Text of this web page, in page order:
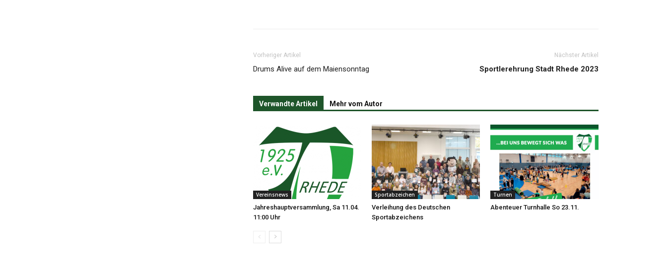
Vorheriger Artikel
Drums Alive auf dem Maiensonntag
Nächster Artikel
Sportlerehrung Stadt Rhede 2023
Verwandte Artikel Mehr vom Autor
Vereinsnews
Jahreshauptversammlung, Sa 11.04.
11:00 Uhr
Sportabzeichen
Verleihung des Deutschen
Sportabzeichens
Turnen
Abenteuer Turnhalle So 23.11.